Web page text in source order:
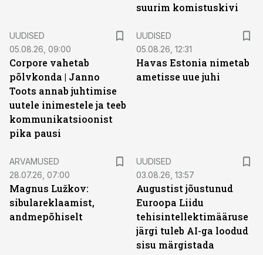
suurim komistuskivi
UUDISED
05.08.26, 09:00
Corpore vahetab
põlvkonda | Janno
Toots annab juhtimise
uutele inimestele ja teeb
kommunikatsioonist
pika pausi
UUDISED
05.08.26, 12:31
Havas Estonia nimetab
ametisse uue juhi
ARVAMUSED
28.07.26, 07:00
Magnus Lužkov:
sibulareklaamist,
andmepõhiselt
UUDISED
03.08.26, 13:57
Augustist jõustunud
Euroopa Liidu
tehisintellektimääruse
järgi tuleb AI-ga loodud
sisu märgistada